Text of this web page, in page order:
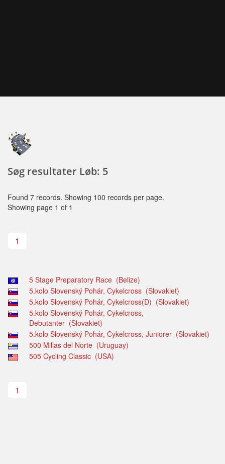
Søg resultater Løb: 5
Found 7 records. Showing 100 records per page.
Showing page 1 of 1
1
5 Stage Preparatory Race (Belize)
5.kolo Slovenský Pohár, Cykelcross (Slovakiet)
5.kolo Slovenský Pohár, Cykelcross(D) (Slovakiet)
5.kolo Slovenský Pohár, Cykelcross,
Debutanter (Slovakiet)
5.kolo Slovenský Pohár, Cykelcross, Juniorer (Slovakiet)
500 Millas del Norte (Uruguay)
505 Cycling Classic (USA)
1